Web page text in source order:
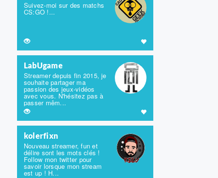
Suivez-moi sur des matchs
CS:GO !...
LabUgame
Streamer depuis fin 2015, je
souhaite partager ma
passion des jeux-vidéos
avec vous. N'hésitez pas à
passer mêm...
kolerfixn
Nouveau streamer, fun et
délire sont les mots clés !
Follow mon twitter pour
savoir lorsque mon stream
est up ! H...